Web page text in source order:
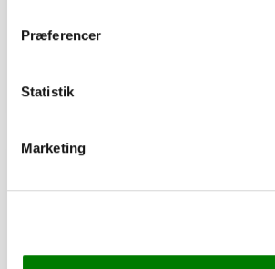
Præferencer
Statistik
Marketing
Afhentning og forsendelse
Se detaljer